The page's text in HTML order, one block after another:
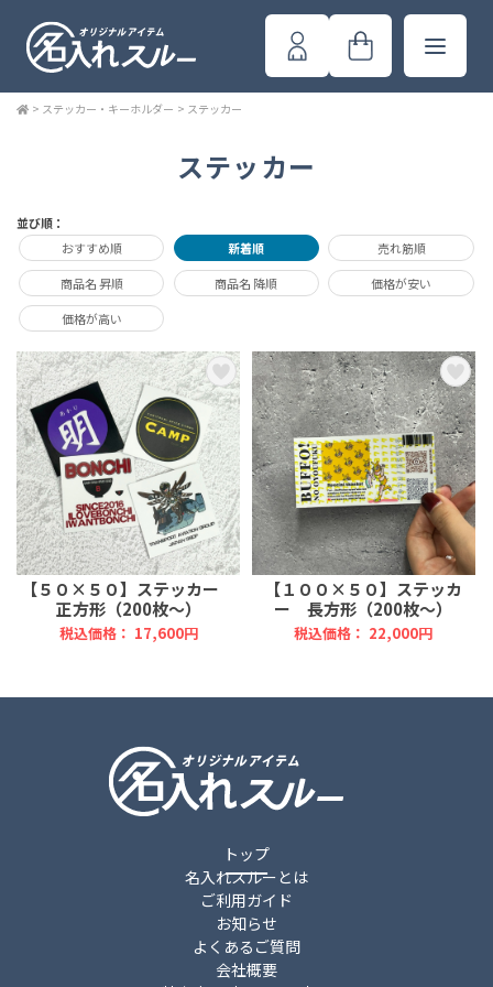
> ステッカー・キーホルダー > ステッカー
ステッカー
並び順：
おすすめ順
新着順 売れ筋順
商品名 昇順 商品名 降順 価格が安い
価格が高い
【５０×５０】ステッカー
正方形（200枚～）
税込価格： 17,600円
【１００×５０】ステッカ
ー 長方形（200枚～）
税込価格： 22,000円
トップ
名入れスルーとは
ご利用ガイド
お知らせ
よくあるご質問
会社概要